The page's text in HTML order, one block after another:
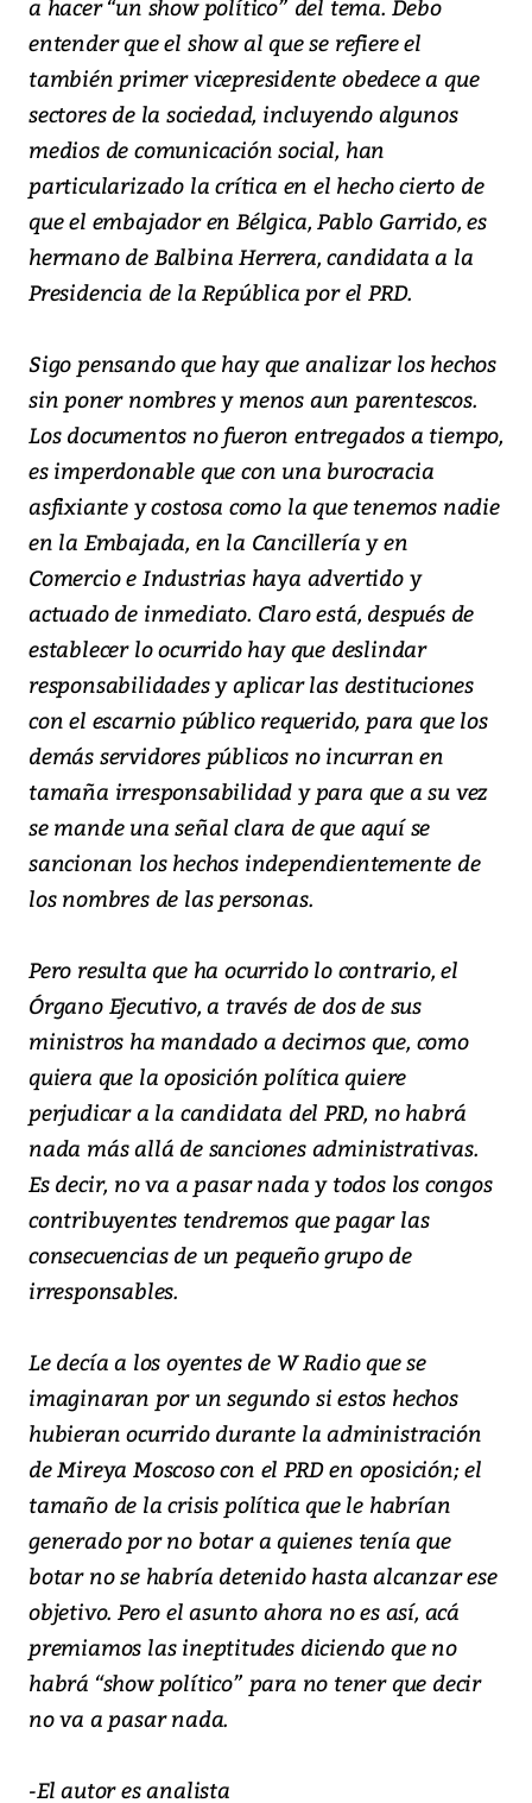
a hacer “un show político” del tema. Debo
entender que el show al que se refiere el
también primer vicepresidente obedece a que
sectores de la sociedad, incluyendo algunos
medios de comunicación social, han
particularizado la crítica en el hecho cierto de
que el embajador en Bélgica, Pablo Garrido, es
hermano de Balbina Herrera, candidata a la
Presidencia de la República por el PRD.
Sigo pensando que hay que analizar los hechos
sin poner nombres y menos aun parentescos.
Los documentos no fueron entregados a tiempo,
es imperdonable que con una burocracia
asfixiante y costosa como la que tenemos nadie
en la Embajada, en la Cancillería y en
Comercio e Industrias haya advertido y
actuado de inmediato. Claro está, después de
establecer lo ocurrido hay que deslindar
responsabilidades y aplicar las destituciones
con el escarnio público requerido, para que los
demás servidores públicos no incurran en
tamaña irresponsabilidad y para que a su vez
se mande una señal clara de que aquí se
sancionan los hechos independientemente de
los nombres de las personas.
Pero resulta que ha ocurrido lo contrario, el
Órgano Ejecutivo, a través de dos de sus
ministros ha mandado a decirnos que, como
quiera que la oposición política quiere
perjudicar a la candidata del PRD, no habrá
nada más allá de sanciones administrativas.
Es decir, no va a pasar nada y todos los congos
contribuyentes tendremos que pagar las
consecuencias de un pequeño grupo de
irresponsables.
Le decía a los oyentes de W Radio que se
imaginaran por un segundo si estos hechos
hubieran ocurrido durante la administración
de Mireya Moscoso con el PRD en oposición; el
tamaño de la crisis política que le habrían
generado por no botar a quienes tenía que
botar no se habría detenido hasta alcanzar ese
objetivo. Pero el asunto ahora no es así, acá
premiamos las ineptitudes diciendo que no
habrá “show político” para no tener que decir
no va a pasar nada.
-El autor es analista